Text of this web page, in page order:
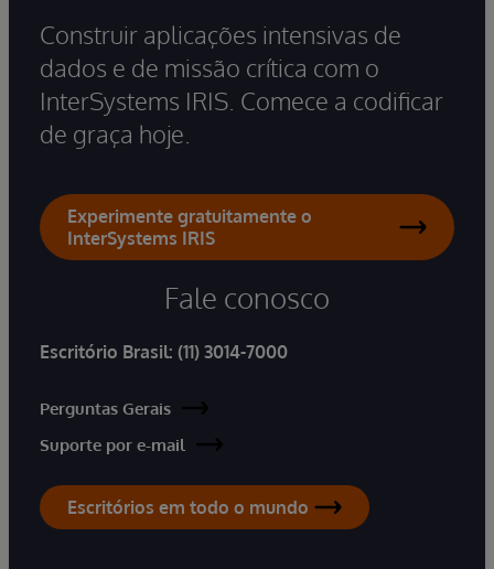
Construir aplicações intensivas de
dados e de missão crítica com o
InterSystems IRIS. Comece a codificar
de graça hoje.
Experimente gratuitamente o
InterSystems IRIS
Fale conosco
Escritório Brasil: (11) 3014-7000
Perguntas Gerais
Suporte por e-mail
Escritórios em todo o mundo